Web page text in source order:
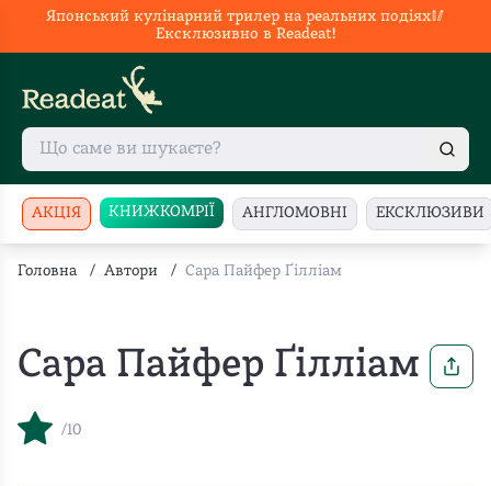
Японський кулінарний трилер на реальних подіях🥢
Ексклюзивно в Readeat!
АКЦІЯ КНИЖКОМРІЇ АНГЛОМОВНІ ЕКСКЛЮЗИВИ
Головна / Автори / Сара Пайфер Ґілліам
Сара Пайфер Ґілліам
/10